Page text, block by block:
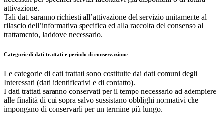
attivazione.
Tali dati saranno richiesti all’attivazione del servizio unitamente al
rilascio dell’informativa specifica ed alla raccolta del consenso al
trattamento, laddove necessario.
Categorie di dati trattati e periodo di conservazione
Le categorie di dati trattati sono costituite dai dati comuni degli
Interessati (dati identificativi e di contatto).
I dati trattati saranno conservati per il tempo necessario ad adempiere
alle finalità di cui sopra salvo sussistano obblighi normativi che
impongano di conservarli per un termine più lungo.